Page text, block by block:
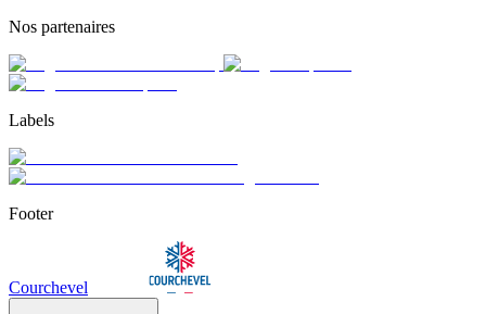
Nos partenaires
Labels
Footer
Courchevel